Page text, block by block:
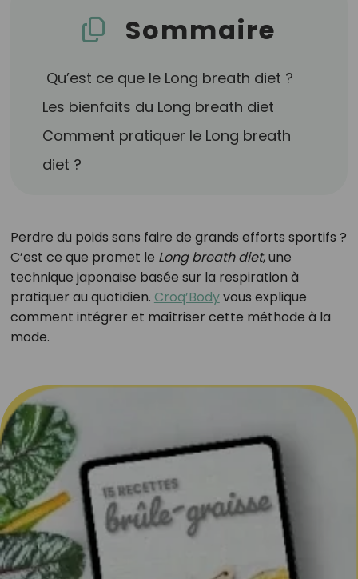
Sommaire
Qu’est ce que le Long breath diet ?
Les bienfaits du Long breath diet
Comment pratiquer le Long breath
diet ?
Perdre du poids sans faire de grands efforts sportifs ?
C’est ce que promet le Long breath diet, une
technique japonaise basée sur la respiration à
pratiquer au quotidien. Croq’Bodyvous explique
comment intégrer et maîtriser cette méthode à la
mode.